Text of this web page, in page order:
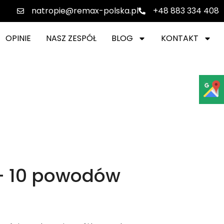
natropie@remax-polska.pl +48 883 334 408
OPINIE NASZ ZESPÓŁ BLOG KONTAKT
10 powodów